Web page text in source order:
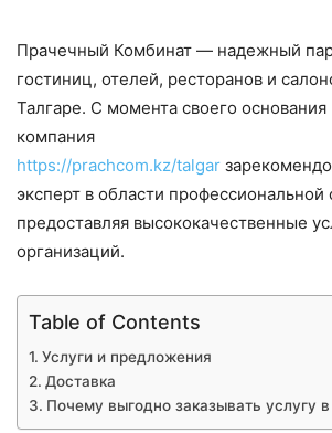
Прачечный Комбинат — надежный
гостиниц, отелей, ресторанов и
Талгаре. С момента своего основания
компания
https://prachcom.kz/talgar
эксперт в области профессиональной
предоставляя высококачественные
организаций.
Table of Contents
Услуги и предложения
Доставка
Почему выгодно заказывать услугу